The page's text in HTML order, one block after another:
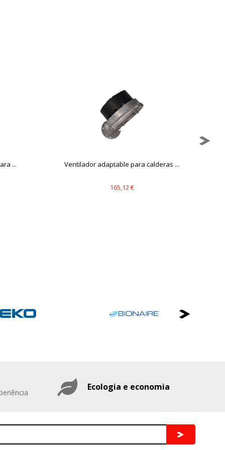
... Ventilador adaptable para calderas ...
165,12 €
Ecologia e economia